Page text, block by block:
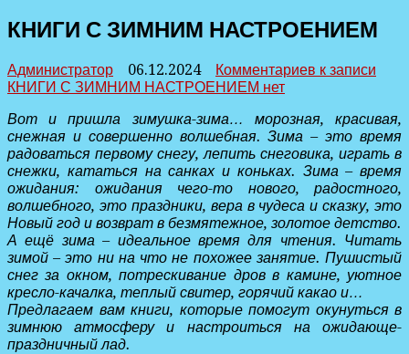
КНИГИ С ЗИМНИМ НАСТРОЕНИЕМ
Администратор 06.12.2024 Комментариев к записи
КНИГИ С ЗИМНИМ НАСТРОЕНИЕМ нет
Вот и пришла зимушка-зима… морозная, красивая,
снежная и совершенно волшебная. Зима – это время
радоваться первому снегу, лепить снеговика, играть в
снежки, кататься на санках и коньках. Зима – время
ожидания: ожидания чего-то нового, радостного,
волшебного, это праздники, вера в чудеса и сказку, это
Новый год и возврат в безмятежное, золотое детство.
А ещё зима – идеальное время для чтения. Читать
зимой – это ни на что не похожее занятие. Пушистый
снег за окном, потрескивание дров в камине, уютное
кресло-качалка, теплый свитер, горячий какао и…
Предлагаем вам книги, которые помогут окунуться в
зимнюю атмосферу и настроиться на ожидающе-
праздничный лад.